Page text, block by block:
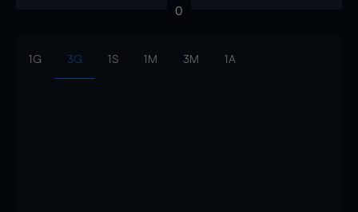
0
1G 3G 1S 1M 3M 1A